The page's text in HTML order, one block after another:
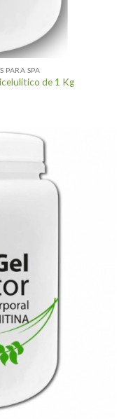
PARA SPA
de 1 Kg